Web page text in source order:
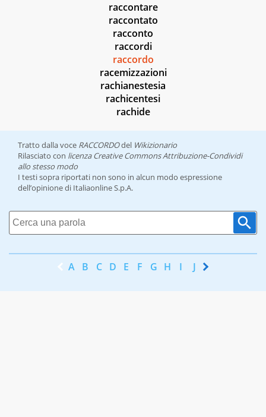
raccontare
raccontato
racconto
raccordi
raccordo
racemizzazioni
rachianestesia
rachicentesi
rachide
Tratto dalla voce RACCORDOdel Wikizionario
Rilasciato con licenza Creative Commons Attribuzione-Condividi
allo stesso modo
I testi sopra riportati non sono in alcun modo espressione
dell’opinione di Italiaonline S.p.A.
A B C D E F G H I J K